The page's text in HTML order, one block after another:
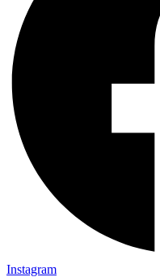
Instagram